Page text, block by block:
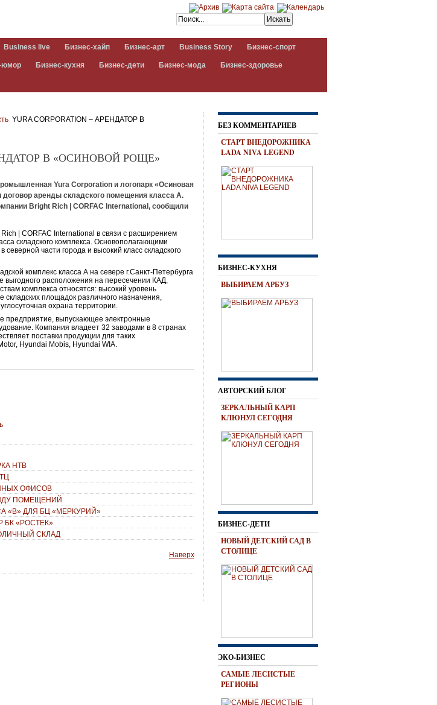
Business live Бизнес-хайп Бизнес-арт Business Story Бизнес-спорт
юмор Бизнес-кухня Бизнес-дети Бизнес-мода Бизнес-здоровье
YURA CORPORATION – АРЕНДАТОР В
В «ОСИНОВОЙ РОЩЕ»
Yura Corporation и логопарк «Осиновая
аренды складского помещения класса А.
Bright Rich | CORFAC International, сообщили
| CORFAC International в связи с расширением
складского комплекса. Основополагающими
части города и высокий класс складского
комплекс класса А на севере г.Санкт-Петербурга
расположения на пересечении КАД,
комплекса относятся: высокий уровень
складских площадок различного назначения,
охрана территории.
предприятие, выпускающее электронные
Компания владеет 32 заводами в 8 странах
поставки продукции для таких
Hyundai Mobis, Hyundai WIA.
НТВ
ОФИСОВ
ПОМЕЩЕНИЙ
«В» ДЛЯ БЦ «МЕРКУРИЙ»
БК «РОСТЕК»
СКЛАД
Наверх
БЕЗ КОММЕНТАРИЕВ
СТАРТ ВНЕДОРОЖНИКА
LADA NIVA LEGEND
БИЗНЕС-КУХНЯ
ВЫБИРАЕМ АРБУЗ
АВТОРСКИЙ БЛОГ
ЗЕРКАЛЬНЫЙ КАРП
КЛЮНУЛ СЕГОДНЯ
БИЗНЕС-ДЕТИ
НОВЫЙ ДЕТСКИЙ САД В
СТОЛИЦЕ
ЭКО-БИЗНЕС
САМЫЕ ЛЕСИСТЫЕ
РЕГИОНЫ